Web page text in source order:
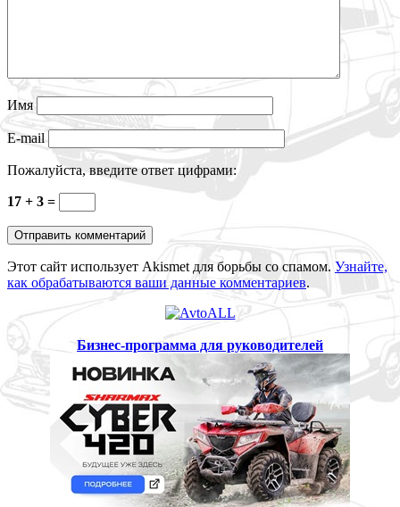
Имя
E-mail
Пожалуйста, введите ответ цифрами:
17 + 3 =
Этот сайт использует Akismet для борьбы со спамом. Узнайте,
как обрабатываются ваши данные комментариев.
Бизнес-программа для руководителей